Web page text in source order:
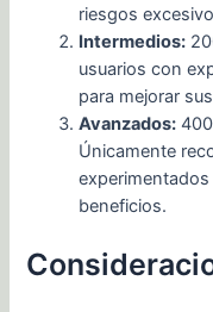
riesgos
Intermedios:
usuarios con
para mejorar
Avanzados:
Únicamente
beneficios.